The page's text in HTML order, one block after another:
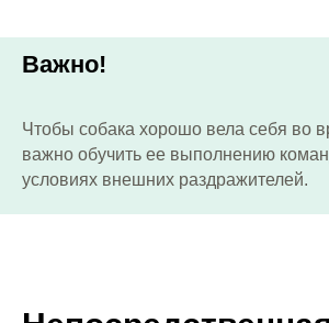
Важно!
Чтобы собака хорошо вела себя во
важно обучить ее выполнению
условиях внешних раздражителей.